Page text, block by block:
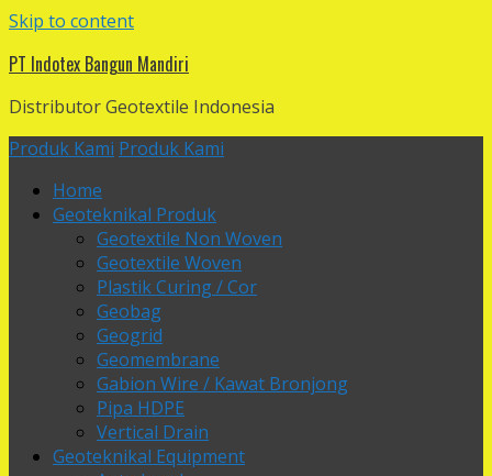
Skip to content
PT Indotex Bangun Mandiri
Distributor Geotextile Indonesia
Produk Kami Produk Kami
Home
Geoteknikal Produk
Geotextile Non Woven
Geotextile Woven
Plastik Curing / Cor
Geobag
Geogrid
Geomembrane
Gabion Wire / Kawat Bronjong
Pipa HDPE
Vertical Drain
Geoteknikal Equipment